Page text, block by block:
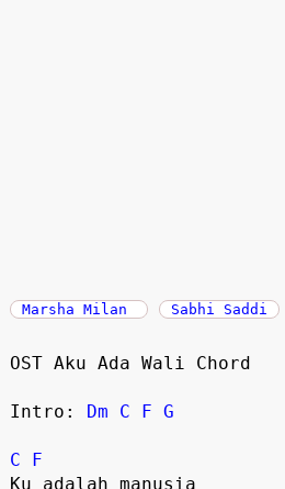
Marsha Milan Sabhi Saddi
OST Aku Ada Wali Chord
Intro: Dm C F G
C
F